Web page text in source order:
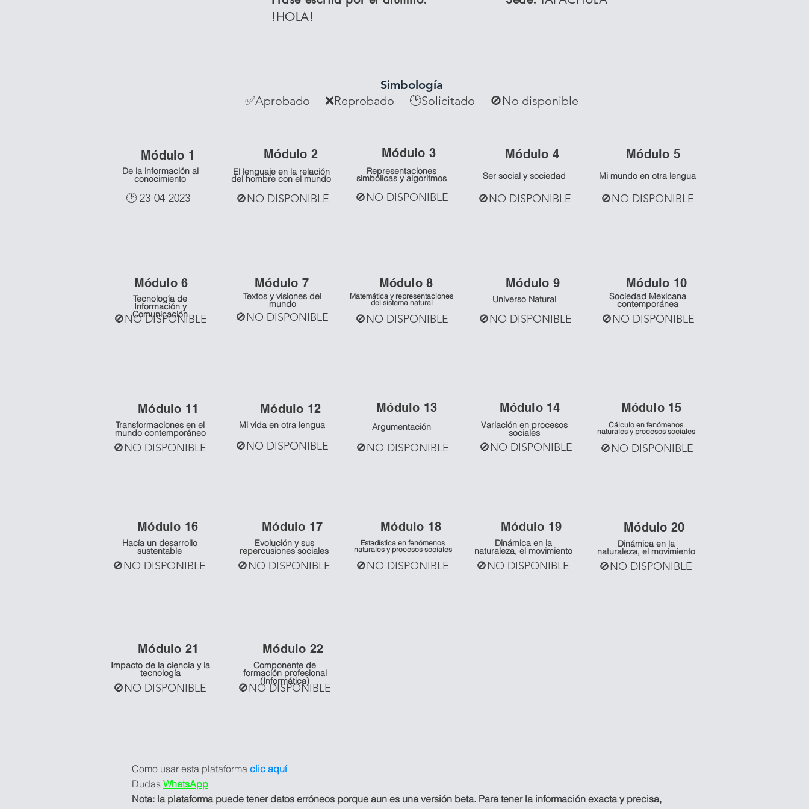
!HOLA!
Simbología
✅Aprobado ❌Reprobado 🕑Solicitado 🚫No disponible
De la información al
conocimiento
🕑 23-04-2023
Módulo 1
El lenguaje en la relación
del hombre con el mundo
Módulo 2
🚫NO DISPONIBLE
Módulo 3
Representaciones
simbólicas y algoritmos
🚫NO DISPONIBLE
Módulo 4
Ser social y sociedad
🚫NO DISPONIBLE
Módulo 5
Mi mundo en otra lengua
🚫NO DISPONIBLE
Tecnología de
Información y
Comunicación
Módulo 6
🚫NO DISPONIBLE
Textos y visiones del
mundo
🚫NO DISPONIBLE
Módulo 7
Matemática y representaciones
del sistema natural
Módulo 8
🚫NO DISPONIBLE
Universo Natural
Módulo 9
🚫NO DISPONIBLE
Sociedad Mexicana
contemporánea
Módulo 10
🚫NO DISPONIBLE
Transformaciones en el
mundo contemporáneo
Módulo 11
🚫NO DISPONIBLE
Mi vida en otra lengua
Módulo 12
🚫NO DISPONIBLE
Argumentación
Módulo 13
🚫NO DISPONIBLE
Variación en procesos
sociales
Módulo 14
🚫NO DISPONIBLE
Cálculo en fenómenos
naturales y procesos sociales
Módulo 15
🚫NO DISPONIBLE
Hacía un desarrollo
sustentable
Módulo 16
🚫NO DISPONIBLE
Evolución y sus
repercusiones sociales
Módulo 17
🚫NO DISPONIBLE
Estadística en fenómenos
naturales y procesos sociales
Módulo 18
🚫NO DISPONIBLE
Dinámica en la
naturaleza, el movimiento
Módulo 19
🚫NO DISPONIBLE
Dinámica en la
naturaleza, el movimiento
Módulo 20
🚫NO DISPONIBLE
Impacto de la ciencia y la
tecnología
Módulo 21
🚫NO DISPONIBLE
Componente de
formación profesional
(Informática)
Módulo 22
🚫NO DISPONIBLE
Como usar esta plataforma clic aquí
Dudas WhatsApp
Nota: la plataforma puede tener datos erróneos porque aun es una versión beta. Para tener la información exacta y precisa,